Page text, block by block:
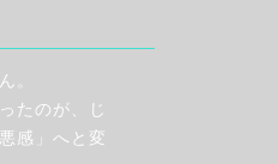
。
たのが、じ
感」へと変